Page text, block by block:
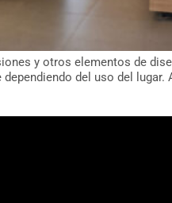
y otros elementos de
del uso del